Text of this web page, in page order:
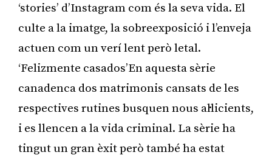
‘stories’ d’Instagram com és la seva vida. El
culte a la imatge, la sobreexposició i l’enveja
actuen com un verí lent però letal.
‘Felizmente casados’En aquesta sèrie
canadenca dos matrimonis cansats de les
respectives rutines busquen nous al·licients,
i es llencen a la vida criminal. La sèrie ha
tingut un gran èxit però també ha estat